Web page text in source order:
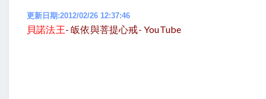
更新日期:2012/02/26 12:37:46
貝諾法王- 皈依與菩提心戒- YouTube